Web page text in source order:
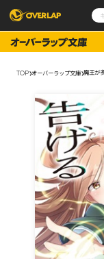
コミックガルド
コミッククリエ
コミックエッセイ
ポケットモンスタ
アニメ
ゲーム
企業
会社概要
採用情報
アクセス
オーバーラップ
TOP オーバーラップ文庫 魔王が